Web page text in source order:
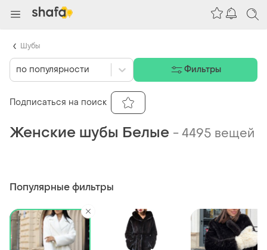
Женские шубы Белые -4495 вещей
Популярные фильтры
по популярности Фильтры
Подписаться на поиск
Шубы